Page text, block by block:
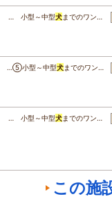
… 小型～中型犬までのワン…
…⑤小型～中型犬までのワン…
… 小型～中型犬までのワン…
この施